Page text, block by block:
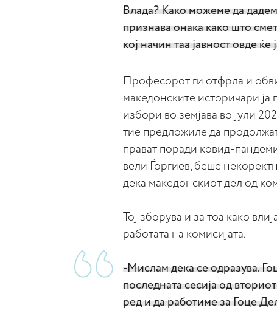
Влада? Како можеме да
признава онака како што
кој начин таа јавност овде
Професорот ги отфрла и
македонските историчари
избори во земјава во јули
тие предложиле да
прават поради ковид-
вели Ѓоргиев, беше
дека македонскиот дел од
Тој зборува и за тоа како
работата на комисијата.
-Мислам дека се одразува.
последната сесија од
ред и да работиме за Гоце